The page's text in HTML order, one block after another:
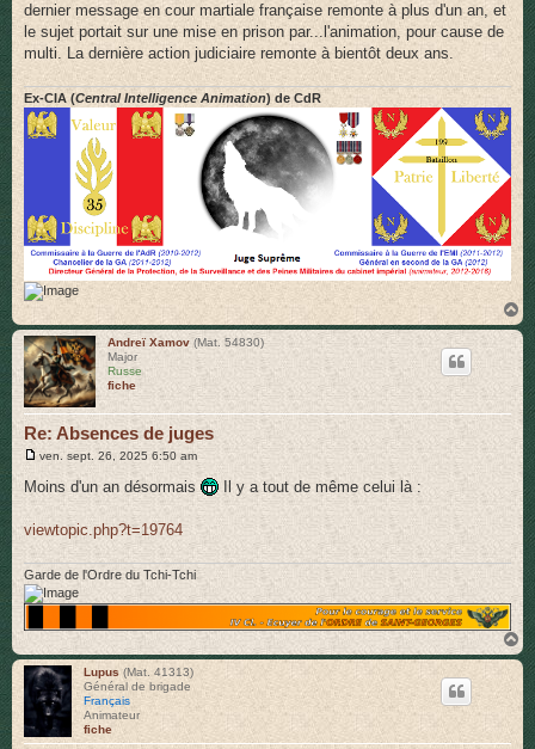
a
g
dernier message en cour martiale française remonte à plus d'un an, et
le sujet portait sur une mise en prison par...l'animation, pour cause de
multi. La dernière action judiciaire remonte à bientôt deux ans.
Ex-CIA (Central Intelligence Animation) de CdR
a
u
Andreï Xamov (Mat. 54830)
Major
Russe
fiche
Re: Absences de juges
M
s
g
ven. sept. 26, 2025 6:50 am
Moins d'un an désormais Il y a tout de même celui là :
viewtopic.php?t=19764
Garde de l'Ordre du Tchi-Tchi
a
u
Lupus (Mat. 41313)
Général de brigade
Français
Animateur
fiche